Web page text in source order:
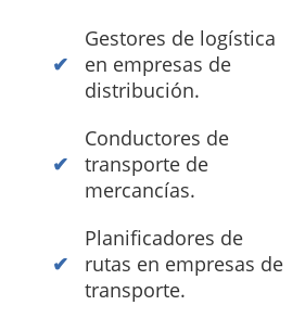
Gestores de logística
en empresas de
distribución.
Conductores de
transporte de
mercancías.
Planificadores de
rutas en empresas de
transporte.